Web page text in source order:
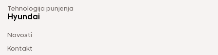
Tehnologija punjenja
Hyundai
Novosti
Kontakt